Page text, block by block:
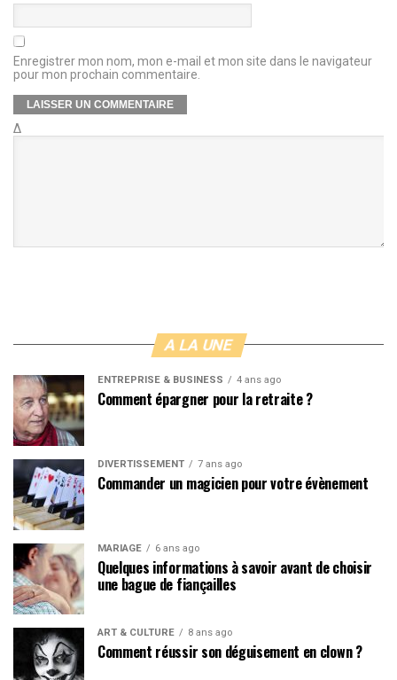
Enregistrer mon nom, mon e-mail et mon site dans le navigateur
pour mon prochain commentaire.
Δ
A LA UNE
ENTREPRISE & BUSINESS 4 ans ago
Comment épargner pour la retraite ?
DIVERTISSEMENT 7 ans ago
Commander un magicien pour votre évènement
MARIAGE 6 ans ago
Quelques informations à savoir avant de choisir
une bague de fiançailles
ART & CULTURE 8 ans ago
Comment réussir son déguisement en clown ?